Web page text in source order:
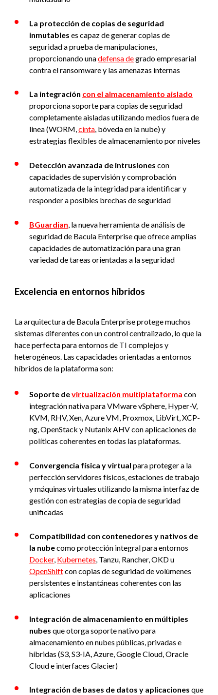
La protección de copias de seguridad
inmutables es capaz de generar copias de
seguridad a prueba de manipulaciones,
proporcionando unadefensa degrado empresarial
contra el ransomware y las amenazas internas
La integración con el almacenamiento aislado
proporciona soporte para copias de seguridad
completamente aisladas utilizando medios fuera de
línea (WORM,cinta, bóveda en la nube) y
estrategias flexibles de almacenamiento por niveles
Detección avanzada de intrusiones con
capacidades de supervisión y comprobación
automatizada de la integridad para identificar y
responder a posibles brechas de seguridad
BGuardian , la nueva herramienta de análisis de
seguridad de Bacula Enterprise que ofrece amplias
capacidades de automatización para una gran
variedad de tareas orientadas a la seguridad
Excelencia en entornos híbridos
La arquitectura de Bacula Enterprise protege muchos
sistemas diferentes con un control centralizado, lo que la
hace perfecta para entornos de TI complejos y
heterogéneos. Las capacidades orientadas a entornos
híbridos de la plataforma son:
Soporte devirtualización multiplataforma con
integración nativa para VMware vSphere, Hyper-V,
KVM, RHV, Xen, Azure VM, Proxmox, LibVirt, XCP-
ng, OpenStack y Nutanix AHV con aplicaciones de
políticas coherentes en todas las plataformas.
Convergencia física y virtual para proteger a la
perfección servidores físicos, estaciones de trabajo
y máquinas virtuales utilizando la misma interfaz de
gestión con estrategias de copia de seguridad
unificadas
Compatibilidad con contenedores y nativos de
la nubecomo protección integral para entornos
Docker, Kubernetes, Tanzu, Rancher, OKD u
OpenShiftcon copias de seguridad de volúmenes
persistentes e instantáneas coherentes con las
aplicaciones
Integración de almacenamiento en múltiples
nubes que otorga soporte nativo para
almacenamiento en nubes públicas, privadas e
híbridas (S3, S3-IA, Azure, Google Cloud, Oracle
Cloud e interfaces Glacier)
Integración de bases de datos y aplicaciones que